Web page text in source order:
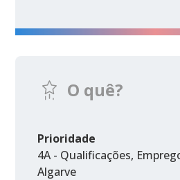
O quê?
Prioridade
4A - Qualificações,
Algarve